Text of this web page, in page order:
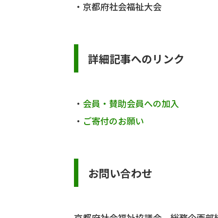
京都府社会福祉大会
詳細記事へのリンク
会員・賛助会員への加入
ご寄付のお願い
お問い合わせ